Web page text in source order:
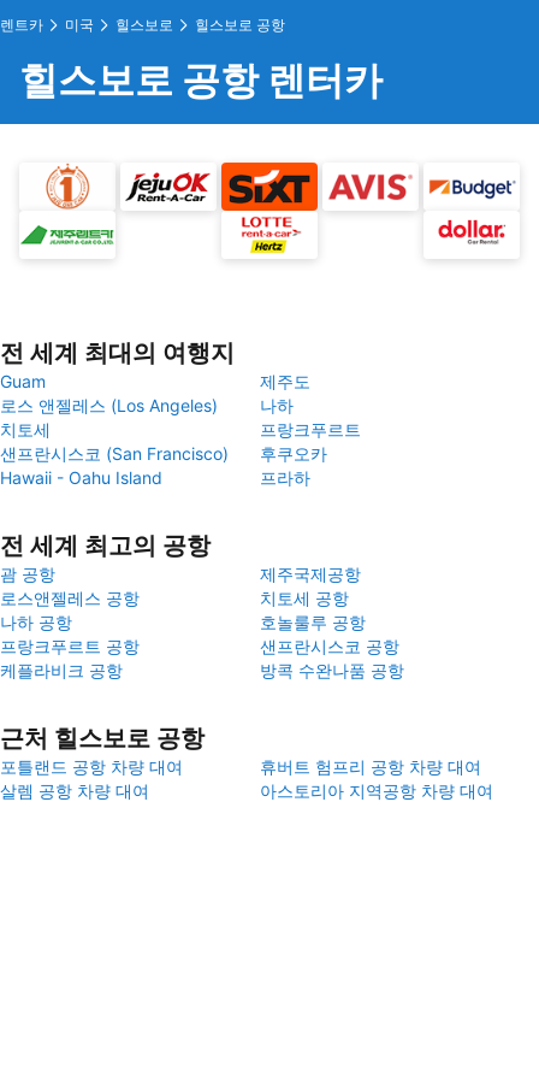
렌트카 미국 힐스보로 힐스보로 공항
힐스보로 공항 렌터카
전 세계 최대의 여행지
Guam
제주도
로스 앤젤레스 (Los Angeles)
나하
치토세
프랑크푸르트
샌프란시스코 (San Francisco)
후쿠오카
Hawaii - Oahu Island
프라하
전 세계 최고의 공항
괌 공항
제주국제공항
로스앤젤레스 공항
치토세 공항
나하 공항
호놀룰루 공항
프랑크푸르트 공항
샌프란시스코 공항
케플라비크 공항
방콕 수완나품 공항
근처 힐스보로 공항
포틀랜드 공항 차량 대여
휴버트 험프리 공항 차량 대여
살렘 공항 차량 대여
아스토리아 지역공항 차량 대여